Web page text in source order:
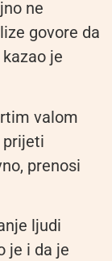
ne
govore da
je
valom
prijeti
prenosi
ljudi
je i da je